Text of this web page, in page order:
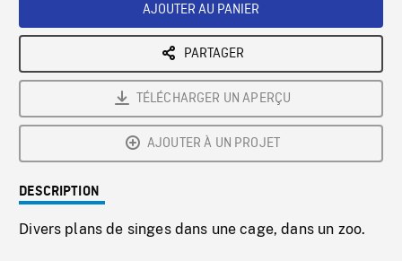
AJOUTER AU PANIER
PARTAGER
TÉLÉCHARGER UN APERÇU
AJOUTER À UN PROJET
DESCRIPTION
Divers plans de singes dans une cage, dans un zoo.